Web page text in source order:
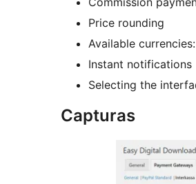
Price rounding
Available
Instant notifications
Selecting the
Capturas